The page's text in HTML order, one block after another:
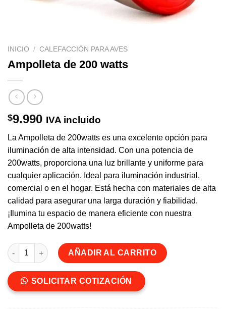
INICIO / CALEFACCIÓN PARA AVES
Ampolleta de 200 watts
$9.990 IVA incluido
La Ampolleta de 200watts es una excelente opción para
iluminación de alta intensidad. Con una potencia de
200watts, proporciona una luz brillante y uniforme para
cualquier aplicación. Ideal para iluminación industrial,
comercial o en el hogar. Está hecha con materiales de alta
calidad para asegurar una larga duración y fiabilidad.
¡Ilumina tu espacio de manera eficiente con nuestra
Ampolleta de 200watts!
Ampolleta de 200 watts cantidad
AÑADIR AL CARRITO
SOLICITAR COTIZACIÓN